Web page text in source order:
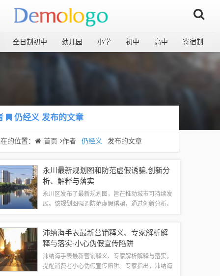
全日制初中 幼儿园 小学 初中 高中 寄宿制
仍经义发布的文章
的位置： 首页 作者 仍经义 发布的文章
永川最新规划图和防范虚假诱骗,创新分
析、解释与落实
永川区发布了最新规划图，旨在推动城市可持续发
展。该规划图强调防范虚假诱骗，通过创新分析、
行探索和实践，以满足市民日益增长的需求。...
沛纳海手表最新营销释义、专家解析解
释与落实-小心伪假宣传陷阱
沛纳海手表最新营销释义、专家解析解释与落实，
提醒消费者小心伪假宣传陷阱。专家指出，沛纳海